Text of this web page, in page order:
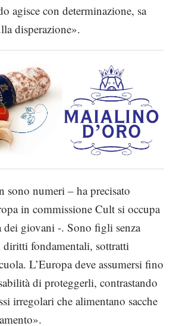
agisce con determinazione, sa
disperazione».
sono numeri – ha precisato
in commissione Cult si occupa
giovani -. Sono figli senza
fondamentali, sottratti
L’Europa deve assumersi fino
di proteggerli, contrastando
irregolari che alimentano sacche